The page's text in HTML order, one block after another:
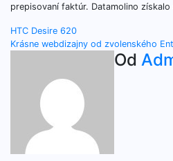
prepisovaní faktúr. Datamolino
Navigácia
článku
HTC Desire 620
Krásne webdizajny od zvolenského
Od